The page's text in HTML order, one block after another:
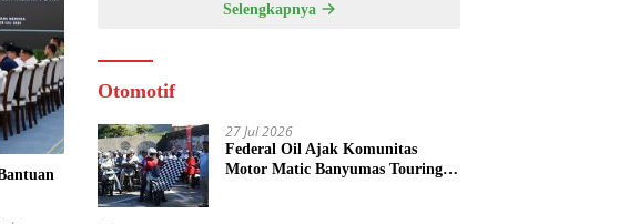
Selengkapnya
Otomotif
27 Jul 2026
Federal Oil Ajak Komunitas
Motor Matic Banyumas Touring